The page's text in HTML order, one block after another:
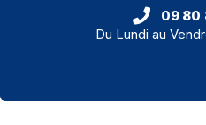
09 80
Du Lundi au